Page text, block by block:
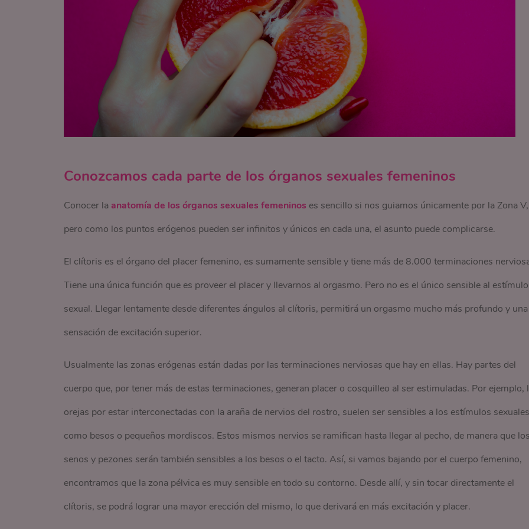
Conozcamos cada parte de los órganos sexuales femeninos
Conocer la anatomía de los órganos sexuales femeninos es sencillo si nos guiamos únicamente por la Zona V,
pero como los puntos erógenos pueden ser infinitos y únicos en cada una, el asunto puede complicarse.
El clítoris es el órgano del placer femenino, es sumamente sensible y tiene más de 8.000 terminaciones
Tiene una única función que es proveer el placer y llevarnos al orgasmo. Pero no es el único sensible al estímulo
sexual. Llegar lentamente desde diferentes ángulos al clítoris, permitirá un orgasmo mucho más profundo y una
sensación de excitación superior.
Usualmente las zonas erógenas están dadas por las terminaciones nerviosas que hay en ellas. Hay partes del
cuerpo que, por tener más de estas terminaciones, generan placer o cosquilleo al ser estimuladas. Por ejemplo,
orejas por estar interconectadas con la araña de nervios del rostro, suelen ser sensibles a los estímulos
como besos o pequeños mordiscos. Estos mismos nervios se ramifican hasta llegar al pecho, de manera que
senos y pezones serán también sensibles a los besos o el tacto. Así, si vamos bajando por el cuerpo femenino,
encontramos que la zona pélvica es muy sensible en todo su contorno. Desde allí, y sin tocar directamente el
clítoris, se podrá lograr una mayor erección del mismo, lo que derivará en más excitación y placer.